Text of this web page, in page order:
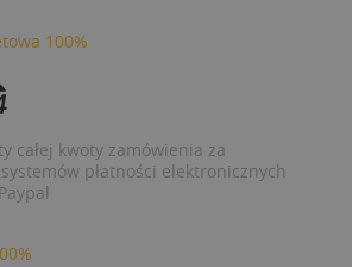
100%
całej kwoty zamówienia za
płatności elektronicznych